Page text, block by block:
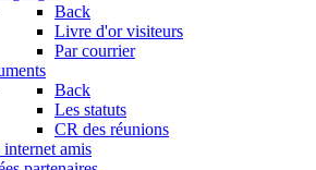
Back
Livre d'or visiteurs
Par courrier
Back
Les statuts
CR des réunions
internet amis